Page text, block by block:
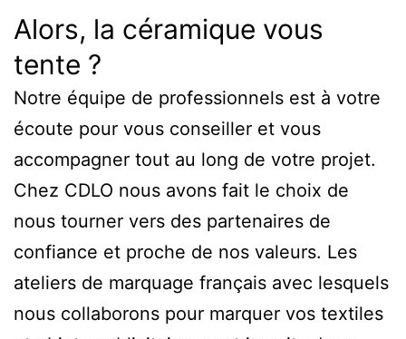
Alors, la céramique vous
tente ?
Notre équipe de professionnels est à votre
écoute pour vous conseiller et vous
accompagner tout au long de votre projet.
Chez CDLO nous avons fait le choix de
nous tourner vers des partenaires de
confiance et proche de nos valeurs. Les
ateliers de marquage français avec lesquels
nous collaborons pour marquer vos textiles